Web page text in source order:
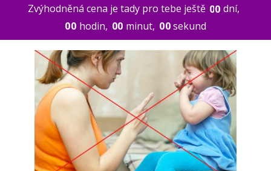
Zvýhodněná cena je tady pro tebe ještě 00 dní
00 hodin 00 minut 00 sekund